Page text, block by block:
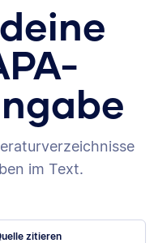
im Text.
zitieren